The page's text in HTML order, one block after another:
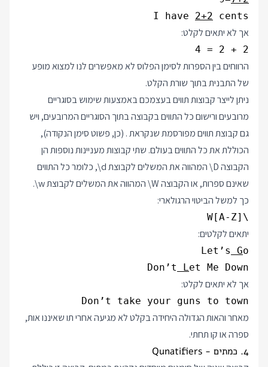
I have 2+2 cents
אך לא יתאים לקלט:
2 + 2 = 4
הרווחים בין הספרות לסימן הפלוס לא מאפשרים לנו למצוא מופע
של התבנית בתוך שורת הקלט.
ניתן לייצר קבוצות תווים בעצמכם באמצעות שימוש בסוגריים
מרובעים ורישום כל התווים בקבוצה בתוך הסוגריים המרובעים, ויש
גם קבוצת תווים מפורסמת שנקראת . (כן, פשוט סימן הנקודה),
הכוללת את כל התווים בעולם. שתי קבוצות מעניינות נוספות הן
הקבוצה\Dהמהווה את המשלים לקבוצת\d, כלומר כל התווים
שאינם ספרות, או הקבוצה\Wהמהווה את המשלים לקבוצת\w
.
כך למשל הביטוי הרגולארי:
\W[A-Z]
יתאים לקלטים:
Let’s G
Don’t
Let Me Down
אך לא יתאים לקלט:
Don’t take your guns to town
מאחר והאות הגדולה היחידה בקלט לא מגיעה אחרי תו שאיננו אות,
ספרה או קו תחתי.
4. כמתים - Qunatifiers